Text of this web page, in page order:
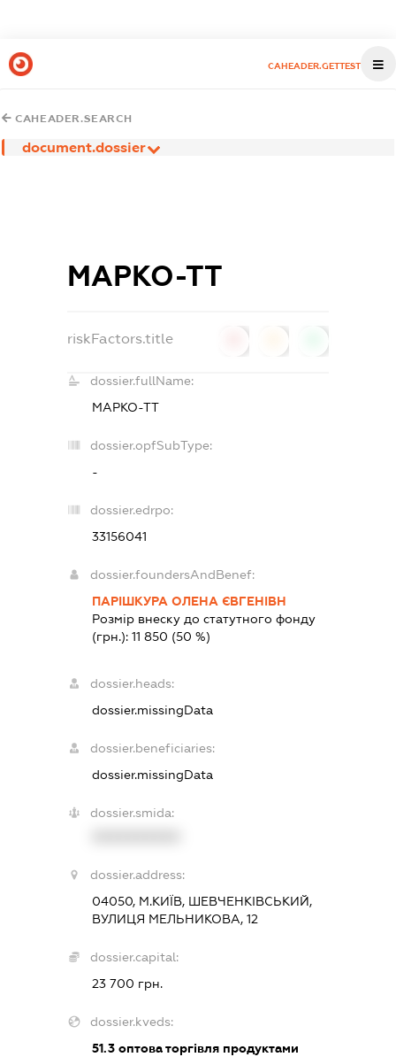
CAHEADER.GETTEST
CAHEADER.SEARCH
document.dossier
МАРКО-ТТ
riskFactors.title
dossier.fullName:
МАРКО-ТТ
dossier.opfSubType:
-
dossier.edrpo:
33156041
dossier.foundersAndBenef:
ПАРІШКУРА ОЛЕНА ЄВГЕНІВН
Розмір внеску до статутного фонду
(грн.):11 850 (50 %)
dossier.heads:
dossier.missingData
dossier.beneficiaries:
dossier.missingData
dossier.smida:
dossier.address:
04050, М.КИЇВ, ШЕВЧЕНКІВСЬКИЙ,
ВУЛИЦЯ МЕЛЬНИКОВА, 12
dossier.capital:
23 700 грн.
dossier.kveds:
51.3 оптова торгівля продуктами